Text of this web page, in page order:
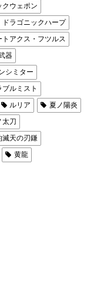
クウェポン
ドラゴニックハープ
トアクス・フツルス
器
シミター
ブルミスト
ルリア
夏ノ陽炎
太刀
滅天の刃鎌
黄龍